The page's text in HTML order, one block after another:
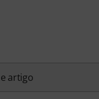
artigo